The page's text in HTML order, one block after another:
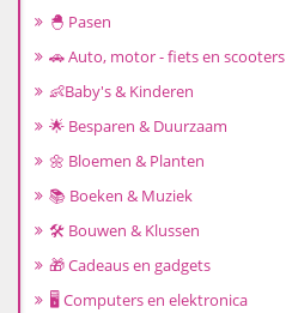
🐣 Pasen
🚗 Auto, motor - fiets en scooters
👶Baby's & Kinderen
🌟 Besparen & Duurzaam
🌼 Bloemen & Planten
📚 Boeken & Muziek
🛠️ Bouwen & Klussen
🎁 Cadeaus en gadgets
🖥️ Computers en elektronica